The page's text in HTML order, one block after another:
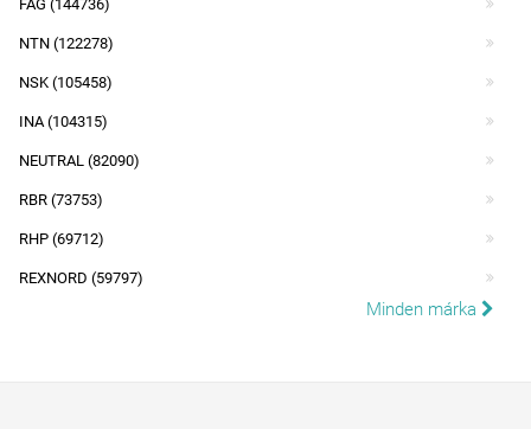
FAG (144736)
NTN (122278)
NSK (105458)
INA (104315)
NEUTRAL (82090)
RBR (73753)
RHP (69712)
REXNORD (59797)
Minden márka